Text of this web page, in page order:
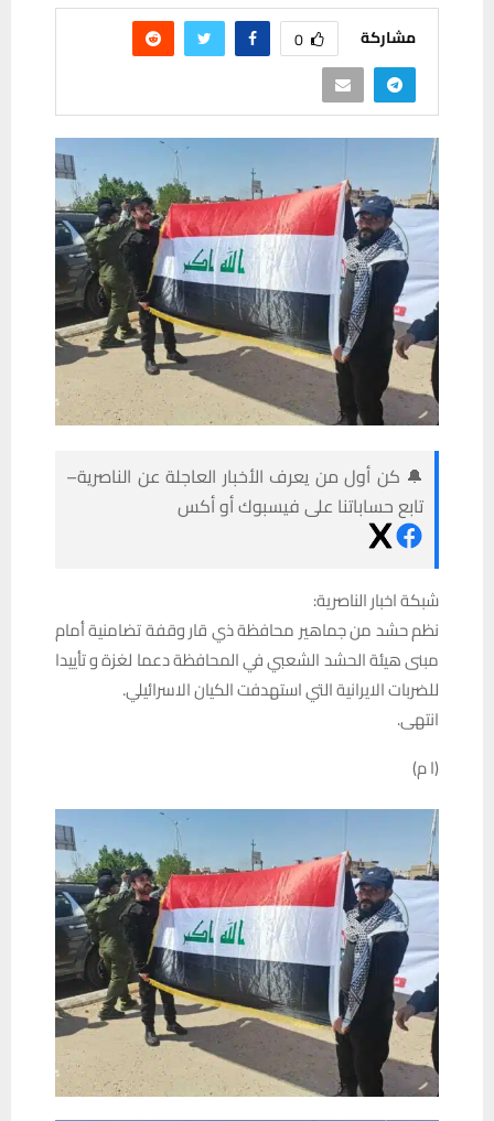
مشاركة 0
🔔 كن أول من يعرف الأخبار العاجلة عن الناصرية–
تابع حساباتنا على فيسبوك أو أكس
شبكة اخبار الناصرية:
نظم حشد من جماهير محافظة ذي قار وقفة تضامنية أمام
مبنى هيئة الحشد الشعبي في المحافظة دعما لغزة و تأييدا
للضربات الايرانية التي استهدفت الكيان الاسرائيلي.
انتهى.
(ا م)